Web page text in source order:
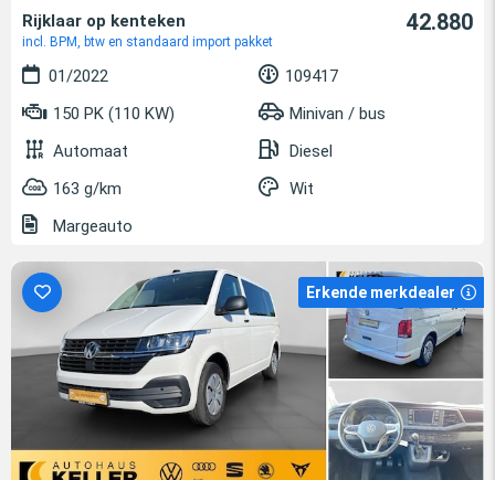
Rijklaar op kenteken
incl. BPM, btw en standaard import pakket
42.880
01/2022
109417
150 PK (110 KW)
Minivan / bus
Automaat
Diesel
163 g/km
Wit
Margeauto
Erkende merkdealer